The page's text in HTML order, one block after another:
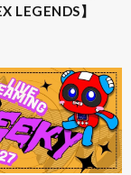
LEGENDS】